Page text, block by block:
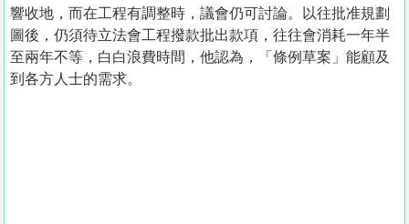
響收地，而在工程有調整時，議會仍可討論。以往批准規劃
圖後，仍須待立法會工程撥款批出款項，往往會消耗一年半
至兩年不等，白白浪費時間，他認為，「條例草案」能顧及
到各方人士的需求。